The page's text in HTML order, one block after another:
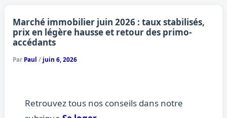
Marché immobilier juin 2026 : taux stabilisés,
prix en légère hausse et retour des primo-
accédants
Par Paul / juin 6, 2026
Retrouvez tous nos conseils dans notre